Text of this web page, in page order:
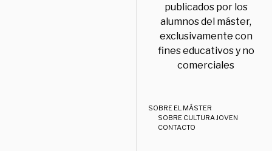
publicados por los
alumnos del máster,
exclusivamente con
fines educativos y no
comerciales
SOBRE EL MÁSTER
SOBRE CULTURA JOVEN
CONTACTO